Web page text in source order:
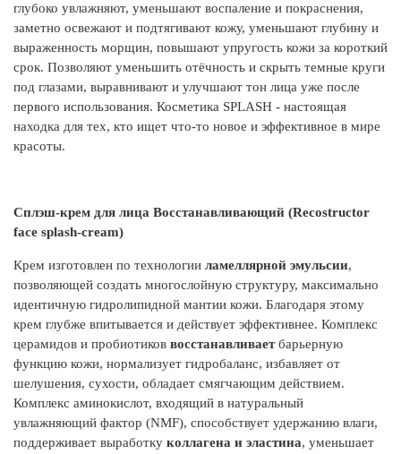
глубоко увлажняют, уменьшают воспаление и покраснения,
заметно освежают и подтягивают кожу, уменьшают глубину и
выраженность морщин, повышают упругость кожи за короткий
срок. Позволяют уменьшить отёчность и скрыть темные круги
под глазами, выравнивают и улучшают тон лица уже после
первого использования. Косметика SPLASH - настоящая
находка для тех, кто ищет что-то новое и эффективное в мире
красоты.
Сплэш-крем для лица Восстанавливающий (Recostructor
face splash-cream)
Крем изготовлен по технологии ламеллярной эмульсии,
позволяющей создать многослойную структуру, максимально
идентичную гидролипидной мантии кожи. Благодаря этому
крем глубже впитывается и действует эффективнее. Комплекс
церамидов и пробиотиков восстанавливаетбарьерную
функцию кожи, нормализует гидробаланс, избавляет от
шелушения, сухости, обладает смягчающим действием.
Комплекс аминокислот, входящий в натуральный
увлажняющий фактор (NMF), способствует удержанию влаги,
поддерживает выработку коллагена и эластина, уменьшает